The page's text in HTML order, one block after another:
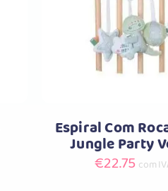
Comprar
Espiral Com
Jungle Party
€22.75 com